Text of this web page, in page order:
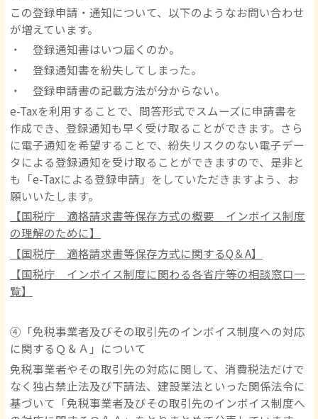
この登録申請・通知について、以下のようなお問い合わせ
が増えています。
・ 登録通知書はいつ届くのか。
・ 登録通知書を紛失してしまった。
・ 登録申請書の記載方法が分からない。
e-Taxを利用することで、問答形式でスムーズに申請書を
作成でき、登録通知も早く受け取ることができます。さら
に電子通知を希望することで、紛失リスクのない電子デー
タによる登録通知を受け取ることができますので、是非と
も「e-Taxによる登録申請」をしていただきますよう、お
願いいたします。
【国税庁 適格請求書等保存方式の概要 インボイス制度
の理解のために】
【国税庁 適格請求書等保存方式に関するQ＆A】
【国税庁 インボイス制度に関わる各省庁等の相談窓口一
覧】
④「免税事業者及びその取引先のインボイス制度への対応
に関するＱ＆Ａ」について
免税事業者やその取引先の対応に関して、消費税法だけで
なく独占禁止法及び下請法、建設業法といった関係法令に
基づいて「免税事業者及びその取引先のインボイス制度へ